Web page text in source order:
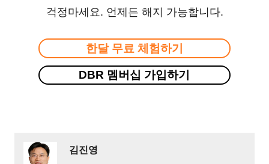
걱정마세요. 언제든 해지 가능합니다.
한달 무료 체험하기
DBR 멤버십 가입하기
김진영